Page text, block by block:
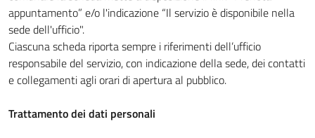
appuntamento” e/o l'indicazione “Il servizio è disponibile nella
sede dell'ufficio".
Ciascuna scheda riporta sempre i riferimenti dell’ufficio
responsabile del servizio, con indicazione della sede, dei contatti
e collegamenti agli orari di apertura al pubblico.
Trattamento dei dati personali